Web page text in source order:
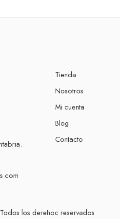
Tienda
Nosotros
Mi cuenta
Blog
Contacto
los derehoc reservados